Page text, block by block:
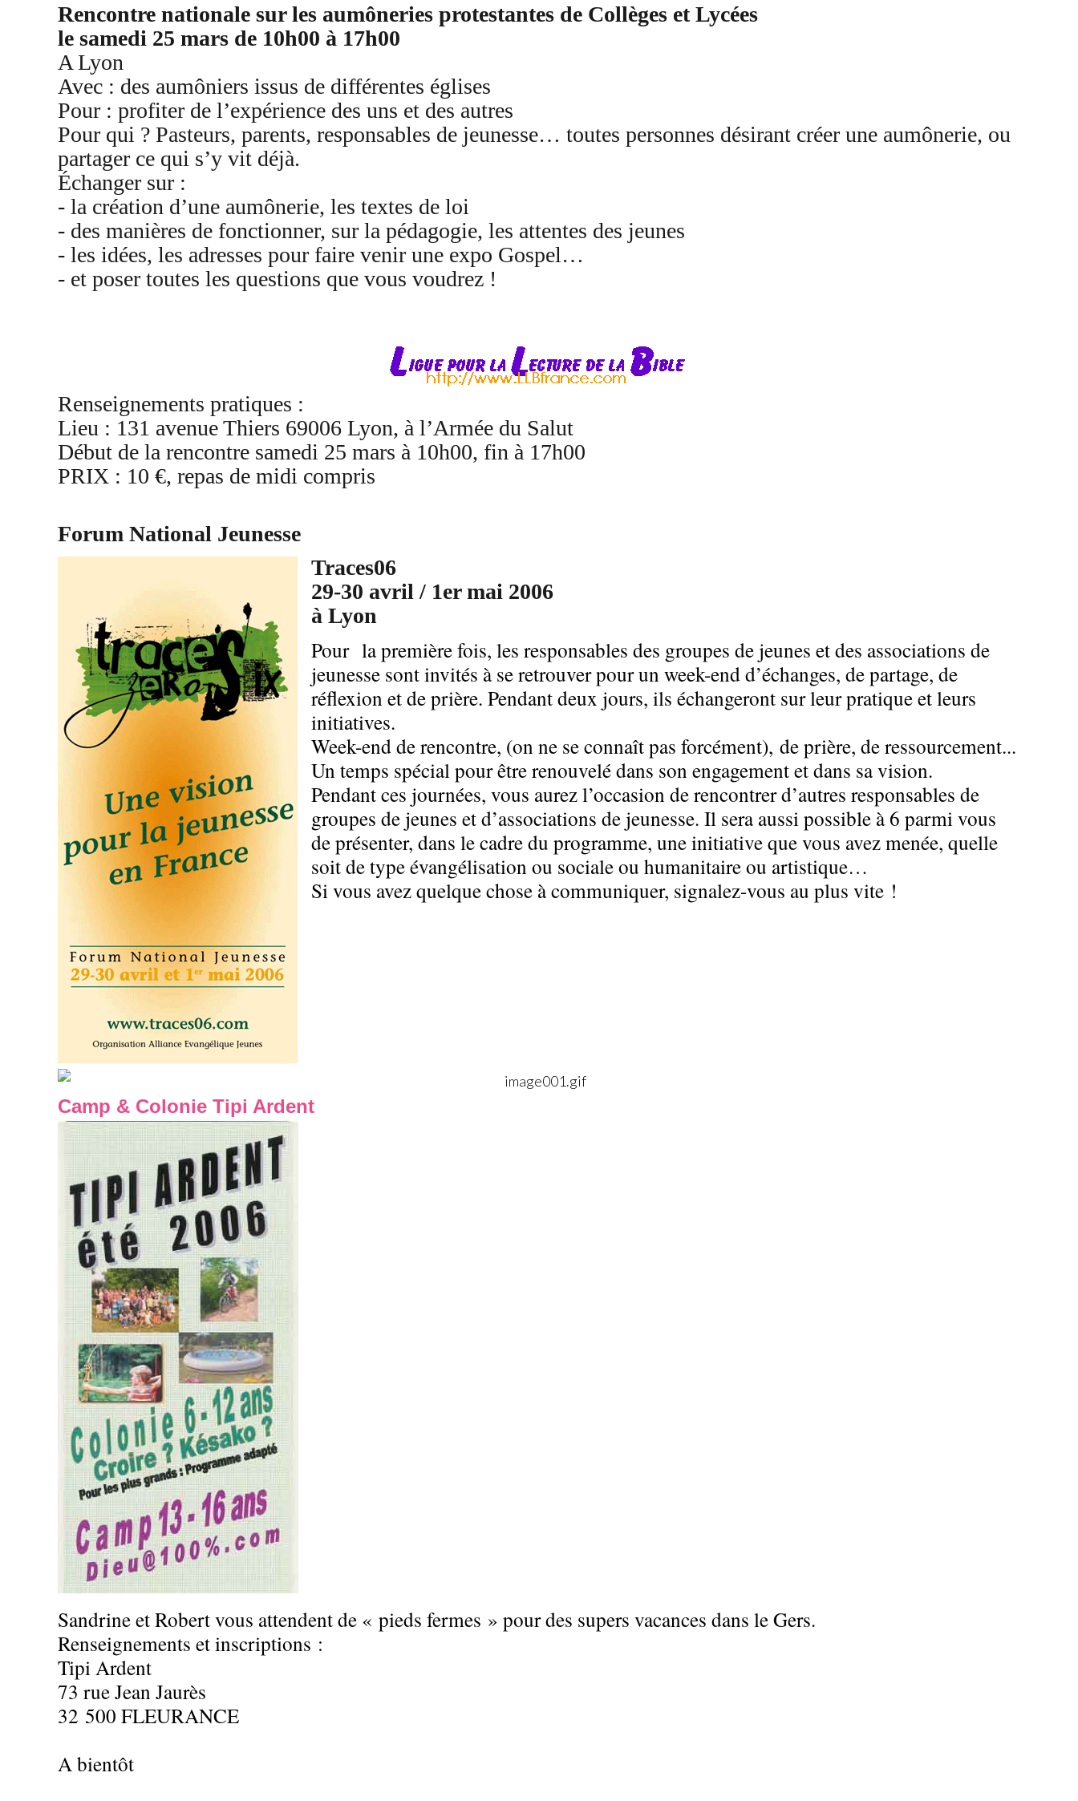
Rencontre nationale sur les aumôneries protestantes de Collèges et Lycées
le samedi 25 mars de 10h00 à 17h00
A Lyon
Avec : des aumôniers issus de différentes églises
Pour : profiter de l’expérience des uns et des autres
Pour qui ? Pasteurs, parents, responsables de jeunesse… toutes personnes désirant créer une aumônerie, ou
partager ce qui s’y vit déjà.
Échanger sur :
- la création d’une aumônerie, les textes de loi
- des manières de fonctionner, sur la pédagogie, les attentes des jeunes
- les idées, les adresses pour faire venir une expo Gospel…
- et poser toutes les questions que vous voudrez !
Renseignements pratiques :
Lieu : 131 avenue Thiers 69006 Lyon, à l’Armée du Salut
Début de la rencontre samedi 25 mars à 10h00, fin à 17h00
PRIX : 10 €, repas de midi compris
Forum National Jeunesse
Traces06
29-30 avril / 1er mai 2006
à Lyon
Pour la première fois, les responsables des groupes de jeunes et des associations de
jeunesse sont invités à se retrouver pour un week-end d’échanges, de partage, de
réflexion et de prière. Pendant deux jours, ils échangeront sur leur pratique et leurs
initiatives.
Week-end de rencontre, (on ne se connaît pas forcément), de prière, de ressourcement...
Un temps spécial pour être renouvelé dans son engagement et dans sa vision.
Pendant ces journées, vous aurez l’occasion de rencontrer d’autres responsables de
groupes de jeunes et d’associations de jeunesse. Il sera aussi possible à 6 parmi vous
de présenter, dans le cadre du programme, une initiative que vous avez menée, quelle
soit de type évangélisation ou sociale ou humanitaire ou artistique…
Si vous avez quelque chose à communiquer, signalez-vous au plus vite !
Camp & Colonie Tipi Ardent
Sandrine et Robert vous attendent de « pieds fermes » pour des supers vacances dans le Gers.
Renseignements et inscriptions :
Tipi Ardent
73 rue Jean Jaurès
32 500 FLEURANCE
A bientôt